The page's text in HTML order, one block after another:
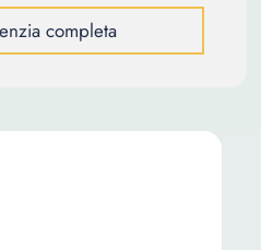
completa